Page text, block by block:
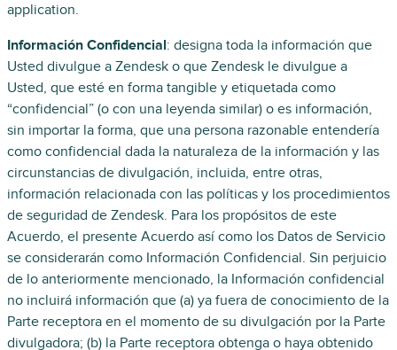
application.
Información Confidencial: designa toda la información que
Usted divulgue a Zendesk o que Zendesk le divulgue a
Usted, que esté en forma tangible y etiquetada como
“confidencial” (o con una leyenda similar) o es información,
sin importar la forma, que una persona razonable entendería
como confidencial dada la naturaleza de la información y las
circunstancias de divulgación, incluida, entre otras,
información relacionada con las políticas y los procedimientos
de seguridad de Zendesk. Para los propósitos de este
Acuerdo, el presente Acuerdo así como los Datos de Servicio
se considerarán como Información Confidencial. Sin perjuicio
de lo anteriormente mencionado, la Información confidencial
no incluirá información que (a) ya fuera de conocimiento de la
Parte receptora en el momento de su divulgación por la Parte
divulgadora; (b) la Parte receptora obtenga o haya obtenido